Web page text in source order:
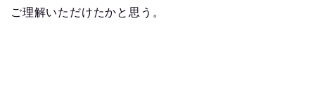
ご理解いただけたかと思う。